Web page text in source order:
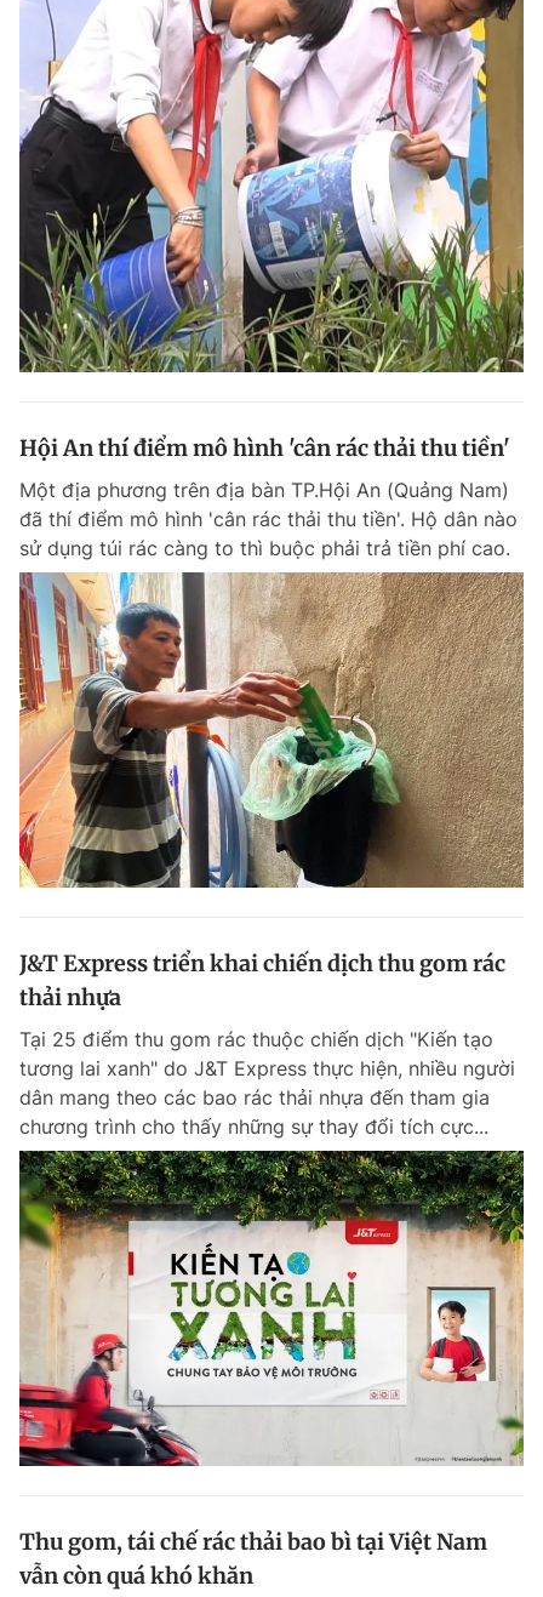
Hội An thí điểm mô hình 'cân rác thải thu tiền'
Một địa phương trên địa bàn TP.Hội An (Quảng Nam)
đã thí điểm mô hình 'cân rác thải thu tiền'. Hộ dân nào
sử dụng túi rác càng to thì buộc phải trả tiền phí cao.
J&T Express triển khai chiến dịch thu gom rác
thải nhựa
Tại 25 điểm thu gom rác thuộc chiến dịch "Kiến tạo
tương lai xanh" do J&T Express thực hiện, nhiều người
dân mang theo các bao rác thải nhựa đến tham gia
chương trình cho thấy những sự thay đổi tích cực...
Thu gom, tái chế rác thải bao bì tại Việt Nam
vẫn còn quá khó khăn